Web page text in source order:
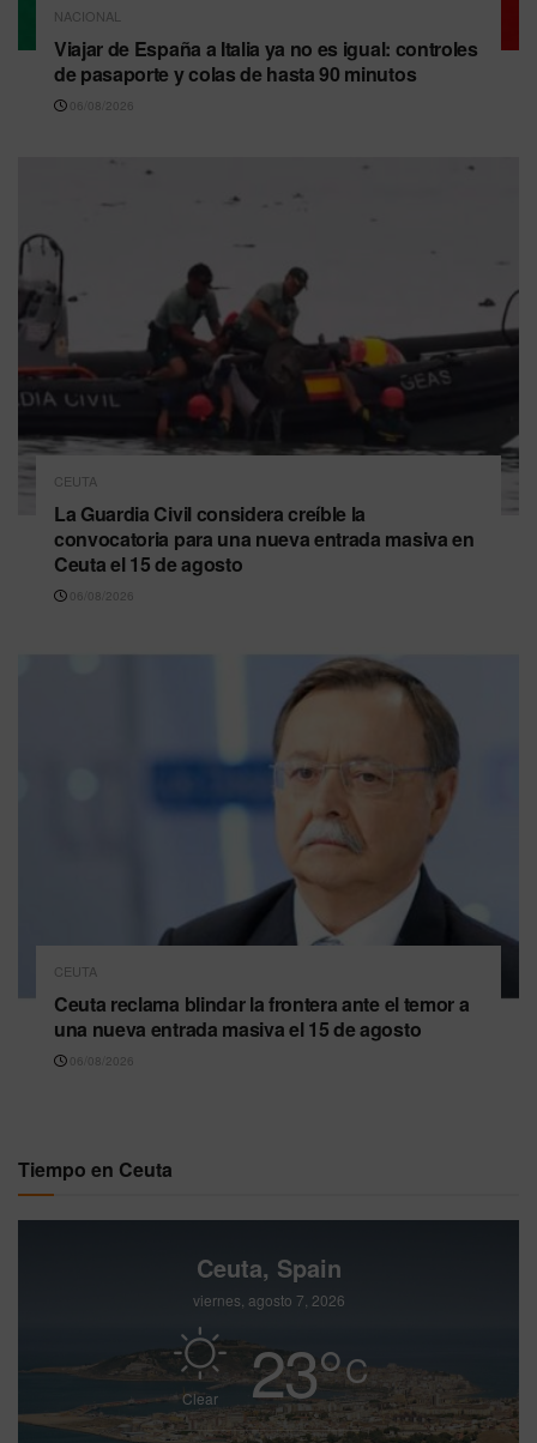
NACIONAL
Viajar de España a Italia ya no es igual: controles
de pasaporte y colas de hasta 90 minutos
06/08/2026
CEUTA
La Guardia Civil considera creíble la
convocatoria para una nueva entrada masiva en
Ceuta el 15 de agosto
06/08/2026
CEUTA
Ceuta reclama blindar la frontera ante el temor a
una nueva entrada masiva el 15 de agosto
06/08/2026
Tiempo en Ceuta
Ceuta, Spain
viernes, agosto 7, 2026
Clear 23°C